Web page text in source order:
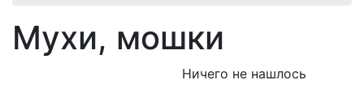
Мухи, мошки
Ничего не нашлось